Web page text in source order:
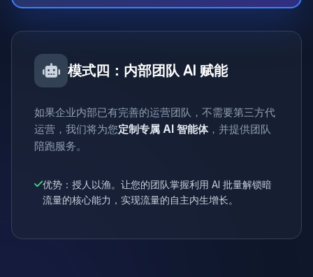
模式四：内部团队 AI 赋能
如果企业内部已有完善的运营团队，不需要第三方代
运营，我们将为您定制专属 AI 智能体，并提供团队
陪跑服务。
优势：授人以渔。让您的团队掌握利用 AI 批量解锁暗
流量的核心能力，实现流量的自主内生增长。